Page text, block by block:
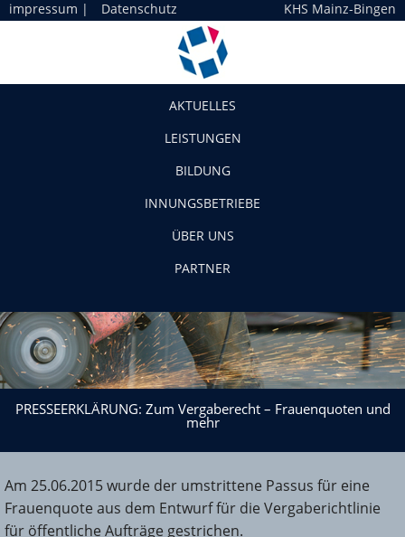
impressum | Datenschutz KHS Mainz-Bingen
AKTUELLES
LEISTUNGEN
BILDUNG
INNUNGSBETRIEBE
ÜBER UNS
PARTNER
mehr
PRESSEERKLÄRUNG: Zum Vergaberecht – Frauenquoten und
mehr
Am 25.06.2015 wurde der umstrittene Passus für eine
Frauenquote aus dem Entwurf für die Vergaberichtlinie
für öffentliche Aufträge gestrichen.